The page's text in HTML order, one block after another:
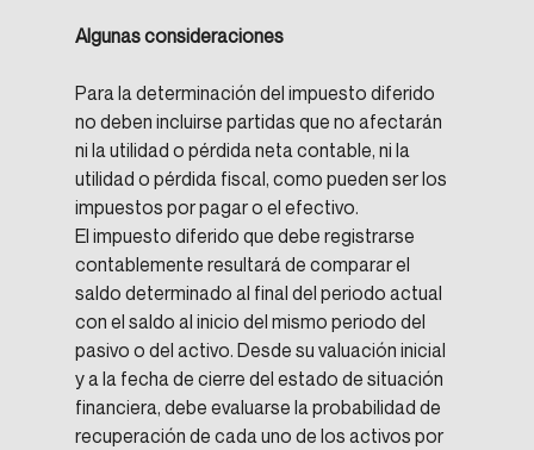
Algunas consideraciones
Para la determinación del impuesto diferido
no deben incluirse partidas que no afectarán
ni la utilidad o pérdida neta contable, ni la
utilidad o pérdida fiscal, como pueden ser los
impuestos por pagar o el efectivo.
El impuesto diferido que debe registrarse
contablemente resultará de comparar el
saldo determinado al final del periodo actual
con el saldo al inicio del mismo periodo del
pasivo o del activo. Desde su valuación inicial
y a la fecha de cierre del estado de situación
financiera, debe evaluarse la probabilidad de
recuperación de cada uno de los activos por